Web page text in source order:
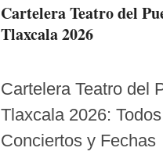
Cartelera Teatro del
Tlaxcala 2026
Cartelera Teatro del
Tlaxcala 2026:
Conciertos y Fechas